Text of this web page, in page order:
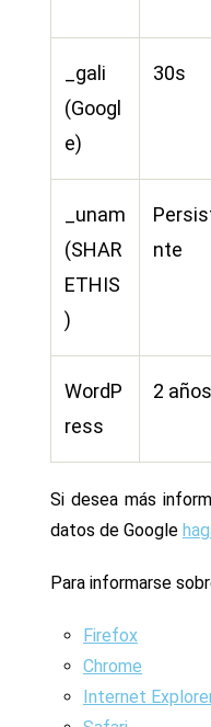
_gali
(Googl
e)
30s
_unam
(SHAR
ETHIS
)
nte
WordP
ress
2 años
Si desea más
datos de Google
Para informarse
Firefox
Chrome
Internet